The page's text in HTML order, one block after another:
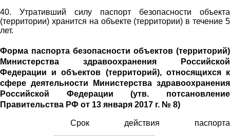
40. Утративший силу паспорт безопасности объекта
(территории) хранится на объекте (территории) в течение 5
лет.
Форма паспорта безопасности объектов (территорий)
Министерства здравоохранения Российской
Федерации и объектов (территорий), относящихся к
сфере деятельности Министерства здравоохранения
Российской Федерации (утв. потсановление
Правительства РФ от 13 января 2017 г. № 8)
Срок действия паспорта